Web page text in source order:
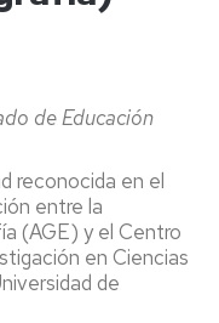
de Educación
reconocida en el
entre la
(AGE) y el Centro
en Ciencias
de